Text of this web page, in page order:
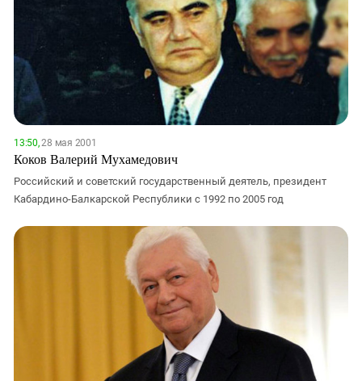
13:50,28 мая 2001
Коков Валерий Мухамедович
Российский и советский государственный деятель, президент
Кабардино-Балкарской Республики с 1992 по 2005 год